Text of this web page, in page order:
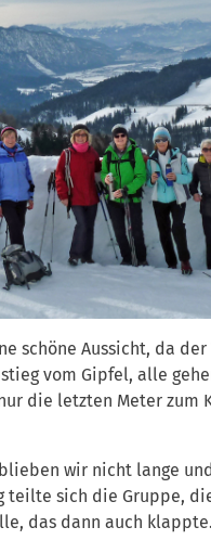
schöne Aussicht, da
vom Gipfel, alle
die letzten Meter zum
wir nicht lange
teilte sich die Gruppe,
das dann auch klappte.